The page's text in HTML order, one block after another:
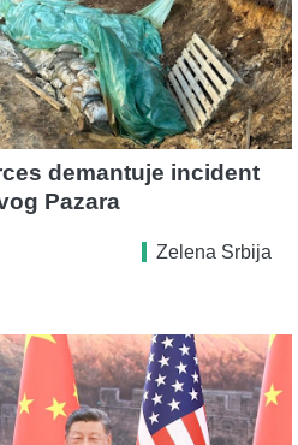
demantuje incident
Pazara
Zelena Srbija